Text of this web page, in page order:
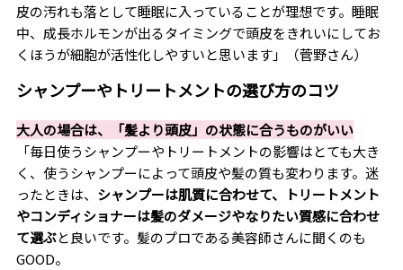
皮の汚れも落として睡眠に入っていることが理想です。睡眠
中、成長ホルモンが出るタイミングで頭皮をきれいにしてお
くほうが細胞が活性化しやすいと思います」（菅野さん）
シャンプーやトリートメントの選び方のコツ
大人の場合は、「髪より頭皮」の状態に合うものがいい
「毎日使うシャンプーやトリートメントの影響はとても大き
く、使うシャンプーによって頭皮や髪の質も変わります。迷
ったときは、 シャンプーは肌質に合わせて、トリートメント
やコンディショナーは髪のダメージやなりたい質感に合わせ
て選ぶと良いです。髪のプロである美容師さんに聞くのも
GOOD。